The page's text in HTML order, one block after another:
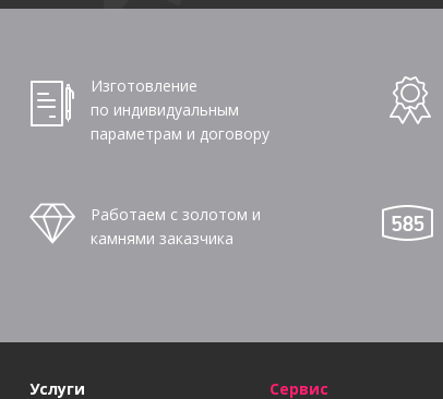
Изготовление
по индивидуальным
параметрам и договору
Работаем с золотом и
камнями заказчика
Услуги Сервис